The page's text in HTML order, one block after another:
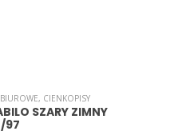
, CIENKOPISY
SZARY ZIMNY
97